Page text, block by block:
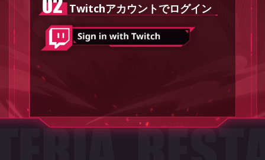
Twitchアカウントでログイン